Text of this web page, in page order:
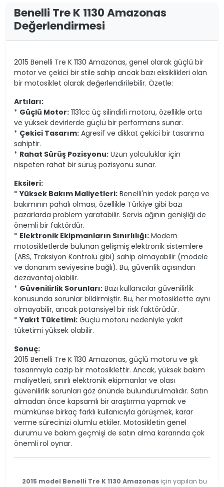
Benelli Tre K 1130 Amazonas
Değerlendirmesi
2015 Benelli Tre K 1130 Amazonas, genel olarak güçlü bir
motor ve çekici bir stile sahip ancak bazı eksiklikleri olan
bir motosiklet olarak değerlendirilebilir. Özetle:
Artıları:
* Güçlü Motor: 1131cc üç silindirli motoru, özellikle orta
ve yüksek devirlerde güçlü bir performans sunar.
* Çekici Tasarım: Agresif ve dikkat çekici bir tasarıma
sahiptir.
* Rahat Sürüş Pozisyonu: Uzun yolculuklar için
nispeten rahat bir sürüş pozisyonu sunar.
Eksileri:
*Yüksek Bakım Maliyetleri: Benelli'nin yedek parça ve
bakımının pahalı olması, özellikle Türkiye gibi bazı
pazarlarda problem yaratabilir. Servis ağının genişliği de
önemli bir faktördür.
* Elektronik Ekipmanların Sınırlılığı: Modern
motosikletlerde bulunan gelişmiş elektronik sistemlere
(ABS, Traksiyon Kontrolü gibi) sahip olmayabilir (modele
ve donanım seviyesine bağlı). Bu, güvenlik açısından
dezavantaj olabilir.
* Güvenilirlik Sorunları: Bazı kullanıcılar güvenilirlik
konusunda sorunlar bildirmiştir. Bu, her motosiklette aynı
olmayabilir, ancak potansiyel bir risk faktörüdür.
*Yakıt Tüketimi: Güçlü motoru nedeniyle yakıt
tüketimi yüksek olabilir.
Sonuç:
2015 Benelli Tre K 1130 Amazonas, güçlü motoru ve şık
tasarımıyla cazip bir motosiklettir. Ancak, yüksek bakım
maliyetleri, sınırlı elektronik ekipmanlar ve olası
güvenilirlik sorunları göz önünde bulundurulmalıdır. Satın
almadan önce kapsamlı bir araştırma yapmak ve
mümkünse birkaç farklı kullanıcıyla görüşmek, karar
verme sürecinizi olumlu etkiler. Motosikletin genel
durumu ve bakım geçmişi de satın alma kararında çok
önemli rol oynar.
2015 model Benelli Tre K 1130 Amazonas için yapılan bu